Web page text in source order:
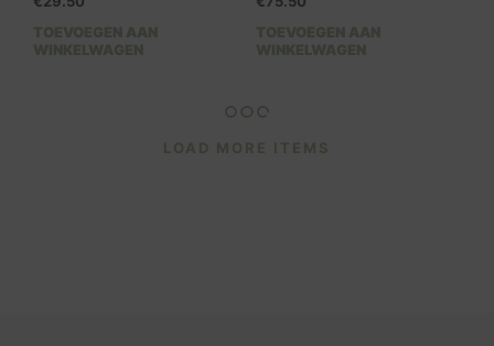
TOEVOEGEN AAN
WINKELWAGEN
TOEVOEGEN AAN
WINKELWAGEN
LOAD MORE ITEMS